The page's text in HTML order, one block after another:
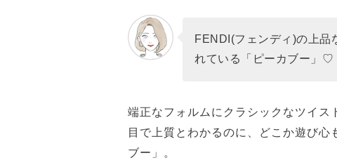
ピーカブー スモール
ピーカブー アイシーユー スモール
スタハ編集部の「フェンディ・名
FENDI(フェンディ)の上品
れている「ピーカブー」♡
端正なフォルムにクラシックなツイス
目で上質とわかるのに、どこか遊び
ブー」。